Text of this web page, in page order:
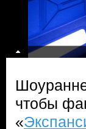
чтобы
«